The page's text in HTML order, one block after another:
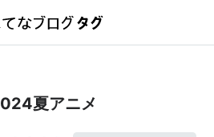
夏アニメ